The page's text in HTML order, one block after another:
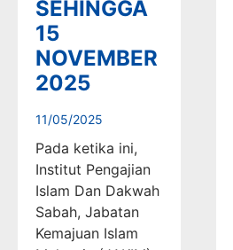
SEHINGGA
15
NOVEMBER
2025
11/05/2025
Pada ketika ini,
Institut Pengajian
Islam Dan Dakwah
Sabah, Jabatan
Kemajuan Islam